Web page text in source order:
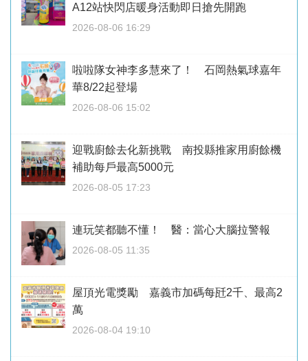
A12站快閃店暖身活動即日搶先開跑
2026-08-06 16:29
啦啦隊女神李多慧來了！ 石岡熱氣球嘉年
華8/22起登場
2026-08-06 15:02
迎戰廚餘去化新挑戰 南投縣推家用廚餘機
補助每戶最高5000元
2026-08-05 17:23
連玩笑都聽不懂！ 醫：當心大腦拉警報
2026-08-05 11:35
屋頂光電獎勵 嘉義市加碼每瓩2千、最高2
萬
2026-08-04 19:10